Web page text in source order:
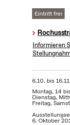
Eintritt frei
Informieren
6.10. bis
Montag, 14
Dienstag,
Freitag,
6. Oktober